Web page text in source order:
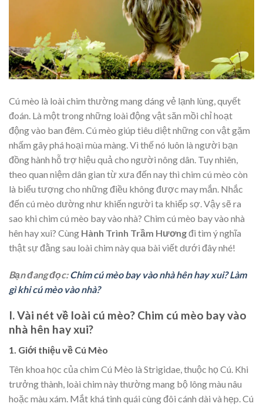
Cú mèo là loài chim thường mang dáng vẻ lạnh lùng, quyết
đoán. Là một trong những loài động vật săn mồi chỉ hoạt
động vào ban đêm. Cú mèo giúp tiêu diệt những con vật gặm
nhấm gây phá hoại mùa màng. Vì thế nó luôn là người bạn
đồng hành hỗ trợ hiệu quả cho người nông dân. Tuy nhiên,
theo quan niệm dân gian từ xưa đến nay thì chim cú mèo còn
là biểu tượng cho những điều không được may mắn. Nhắc
đến cú mèo dường như khiến người ta khiếp sợ. Vậy sẽ ra
sao khi chim cú mèo bay vào nhà? Chim cú mèo bay vào nhà
hên hay xui? Cùng Hành Trình Trầm Hươngđi tìm ý nghĩa
thật sự đằng sau loài chim này qua bài viết dưới đây nhé!
Bạn đang đọc:Chim cú mèo bay vào nhà hên hay xui? Làm
gì khi cú mèo vào nhà?
I. Vài nét về loài cú mèo? Chim cú mèo bay vào
nhà hên hay xui?
1. Giới thiệu về Cú Mèo
Tên khoa học của chim Cú Mèo là Strigidae, thuộc họ Cú. Khi
trưởng thành, loài chim này thường mang bộ lông màu nâu
hoặc màu xám. Mắt khá tinh quái cùng đôi cánh dài và hẹp. Cú